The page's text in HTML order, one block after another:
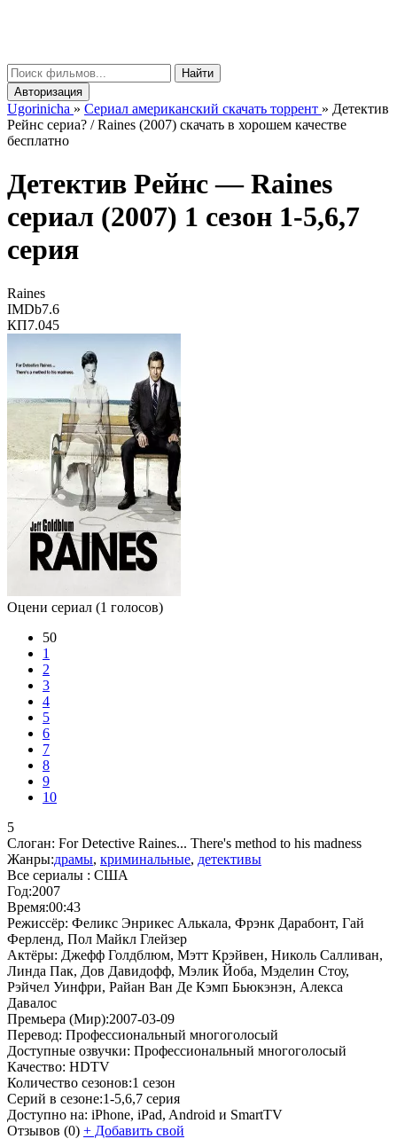
Найти
Авторизация
Ugorinicha » Сериал американский скачать торрент » Детектив
Рейнс сериа? / Raines (2007) скачать в хорошем качестве
бесплатно
Детектив Рейнс —Raines
сериал (2007) 1 сезон 1-5,6,7
серия
Raines
IMDb7.6
КП7.045
Оцени сериал (1 голосов)
50
1
2
3
4
5
6
7
8
9
10
5
Слоган: For Detective Raines... There's method to his madness
Жанры:драмы, криминальные, детективы
Все сериалы : США
Год:2007
Время:00:43
Режиссёр: Феликс Энрикес Алькала, Фрэнк Дарабонт, Гай
Ферленд, Пол Майкл Глейзер
Актёры: Джефф Голдблюм, Мэтт Крэйвен, Николь Салливан,
Линда Пак, Дов Давидофф, Мэлик Йоба, Мэделин Стоу,
Рэйчел Уинфри, Райан Ван Де Кэмп Бьюкэнэн, Алекса
Давалос
Премьера (Мир):2007-03-09
Перевод: Профессиональный многоголосый
Доступные озвучки: Профессиональный многоголосый
Качество: HDTV
Количество сезонов:1 сезон
Серий в сезоне:1-5,6,7 серия
Доступно на: iPhone, iPad, Android и SmartTV
Отзывов (0) + Добавить свой